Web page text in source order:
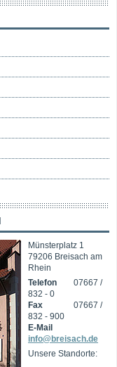
Münsterplatz 1
79206 Breisach am
Rhein
Telefon
07667 /
832 - 0
Fax
07667 /
832 - 900
E-Mail
info@breisach.de
Unsere Standorte: